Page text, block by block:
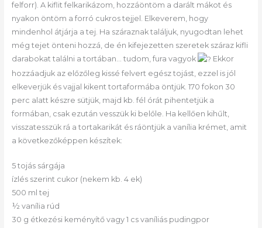
felforr). A kiflit felkarikázom, hozzáöntöm a darált mákot és
nyakon öntöm a forró cukros tejjel. Elkeverem, hogy
mindenhol átjárja a tej. Ha száraznak találjuk, nyugodtan lehet
még tejet önteni hozzá, de én kifejezetten szeretek száraz kifli
darabokat találni a tortában… tudom, fura vagyok
Ekkor
hozzáadjuk az előzőleg kissé felvert egész tojást, ezzel is jól
elkeverjük és vajjal kikent tortaformába öntjük. 170 fokon 30
perc alatt készre sütjük, majd kb. fél órát pihentetjük a
formában, csak ezután vesszük ki belőle. Ha kellően kihűlt,
visszatesszük rá a tortakarikát és ráöntjük a vanília krémet, amit
a következőképpen készítek:
5 tojás sárgája
ízlés szerint cukor (nekem kb. 4 ek)
500 ml tej
½ vanília rúd
30 g étkezési keményítő vagy 1 cs vaníliás pudingpor